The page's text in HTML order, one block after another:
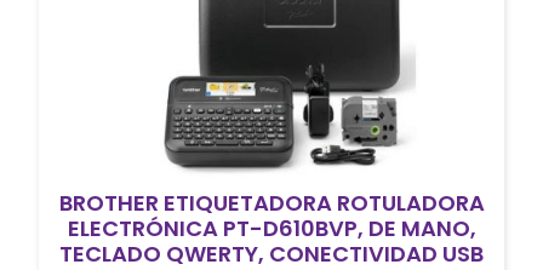
BROTHER ETIQUETADORA ROTULADORA
ELECTRÓNICA PT-D610BVP, DE MANO,
TECLADO QWERTY, CONECTIVIDAD USB